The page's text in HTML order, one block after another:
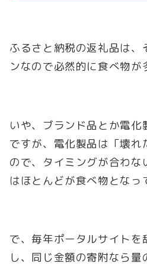
ふるさと納税の返礼品は、
ンなので必然的に食べ物が
いや、ブランド品とか電化
ですが、電化製品は「壊れ
ので、タイミングが合わな
はほとんどが食べ物となっ
で、毎年ポータルサイトを
し、同じ金額の寄附なら